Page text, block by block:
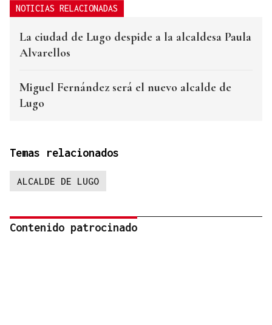
NOTICIAS RELACIONADAS
La ciudad de Lugo despide a la alcaldesa Paula
Alvarellos
Miguel Fernández será el nuevo alcalde de
Lugo
Temas relacionados
ALCALDE DE LUGO
Contenido patrocinado